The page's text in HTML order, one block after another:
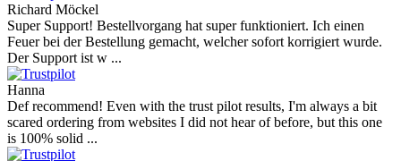
Richard Möckel
Super Support! Bestellvorgang hat super funktioniert. Ich einen
Feuer bei der Bestellung gemacht, welcher sofort korrigiert wurde.
Der Support ist w ...
Hanna
Def recommend! Even with the trust pilot results, I'm always a bit
scared ordering from websites I did not hear of before, but this one
is 100% solid ...